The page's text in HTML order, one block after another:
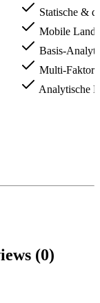
Statische &
Mobile
Basis-
Multi-
Analytische
(0)